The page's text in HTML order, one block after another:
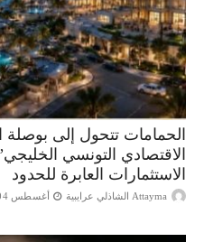
الحمامات تتحول إلى بوصلة
الاقتصادي التونسي
الاستثمارات العابرة للحدود
Attayma الشاذلي عرايبية أغسطس 04, 2026